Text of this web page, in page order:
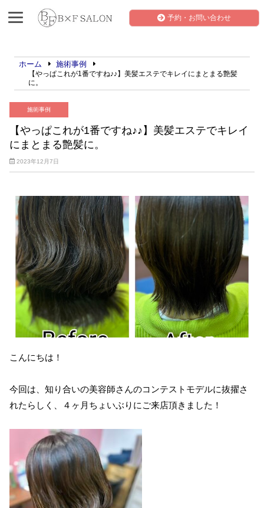
予約・お問い合わせ
ホーム 施術事例
【やっぱこれが1番ですね♪♪】美髪エステでキレイにまとまる艶髪
に。
施術事例
【やっぱこれが1番ですね♪♪】美髪エステでキレイ
にまとまる艶髪に。
2023年12月7日
こんにちは！
今回は、知り合いの美容師さんのコンテストモデルに抜擢さ
れたらしく、４ヶ月ちょいぶりにご来店頂きました！